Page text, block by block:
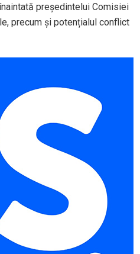
președintelui Comisiei
precum și potențialul conflict